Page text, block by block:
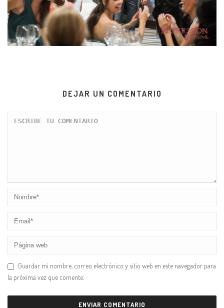
DEJAR UN COMENTARIO
Guardar mi nombre, correo electrónico y sitio web en este navegador para
la próxima vez que comente.